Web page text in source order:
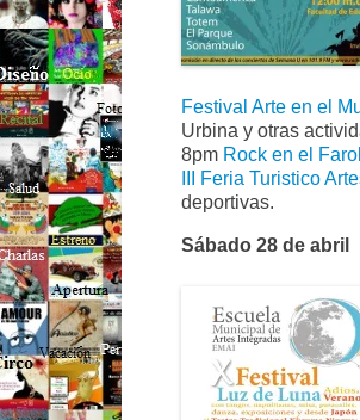
Festival Arte en el
Urbina y otras
8pm Rock en el
III Feria Turistico
deportivas.
Sábado 28 de abril